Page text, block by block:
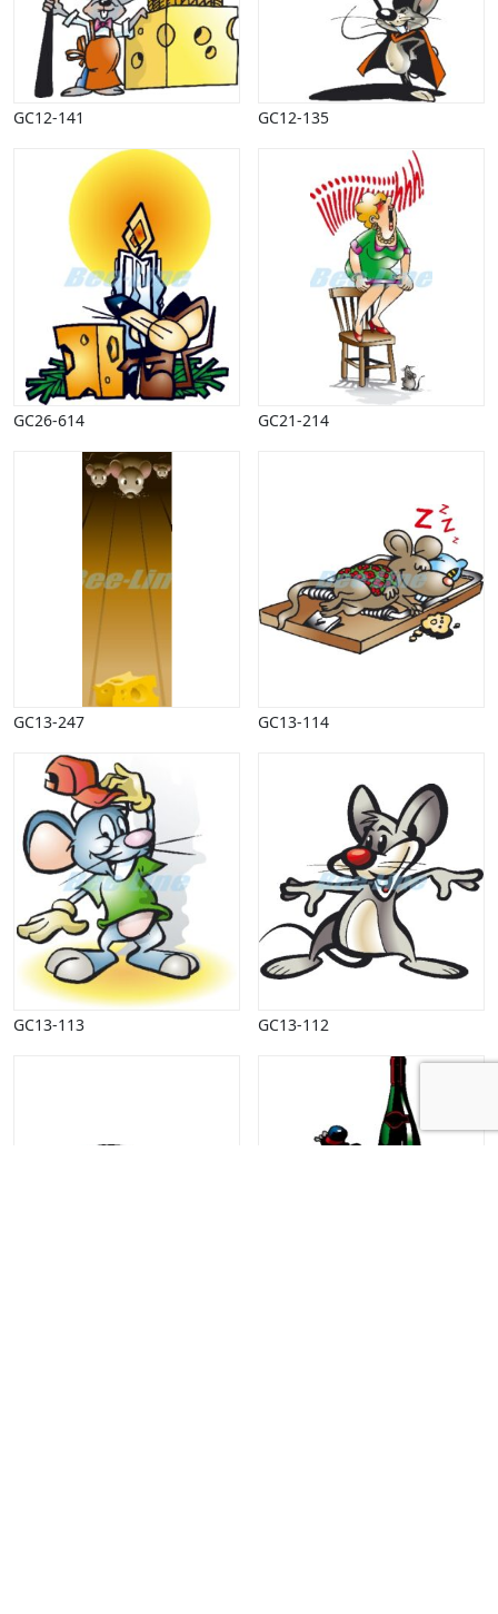
GC12-141 GC12-135
GC26-614 GC21-214
GC13-247 GC13-114
GC13-113 GC13-112